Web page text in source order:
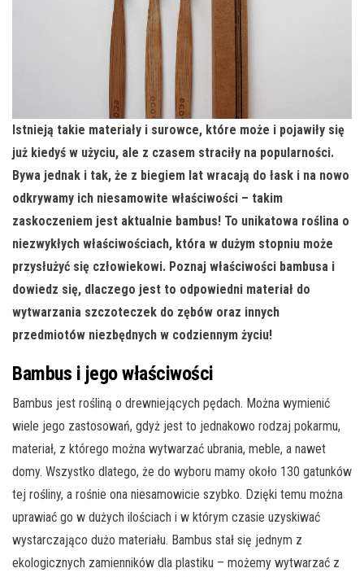
Istnieją takie materiały i surowce, które może i pojawiły się
już kiedyś w użyciu, ale z czasem straciły na popularności.
Bywa jednak i tak, że z biegiem lat wracają do łask i na nowo
odkrywamy ich niesamowite właściwości – takim
zaskoczeniem jest aktualnie bambus! To unikatowa roślina o
niezwykłych właściwościach, która w dużym stopniu może
przysłużyć się człowiekowi. Poznaj właściwości bambusa i
dowiedz się, dlaczego jest to odpowiedni materiał do
wytwarzania szczoteczek do zębów oraz innych
przedmiotów niezbędnych w codziennym życiu!
Bambus i jego właściwości
Bambus jest rośliną o drewniejących pędach. Można wymienić
wiele jego zastosowań, gdyż jest to jednakowo rodzaj pokarmu,
materiał, z którego można wytwarzać ubrania, meble, a nawet
domy. Wszystko dlatego, że do wyboru mamy około 130 gatunków
tej rośliny, a rośnie ona niesamowicie szybko. Dzięki temu można
uprawiać go w dużych ilościach i w którym czasie uzyskiwać
wystarczająco dużo materiału. Bambus stał się jednym z
ekologicznych zamienników dla plastiku – możemy wytwarzać z